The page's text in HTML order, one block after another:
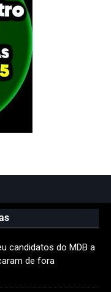
candidatos do MDB a
de fora